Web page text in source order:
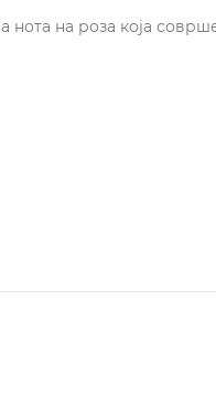
на роза која